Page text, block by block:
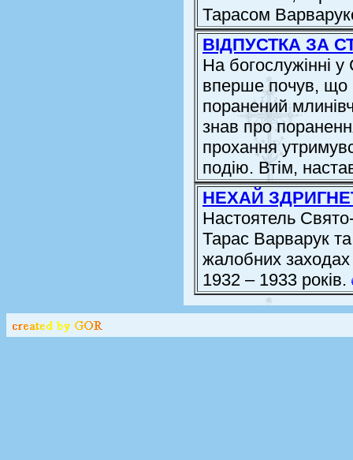
Тарасом
ВІДПУСТКА ЗА
На богослужінні
вперше почув, що
поранений
знав про
прохання
подію. Втім,
НЕХАЙ
Настоятель
Тарас Варварук
жалобних заходах
1932 – 1933 років.